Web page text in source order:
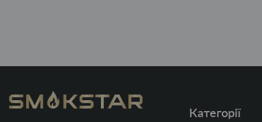
Категорії